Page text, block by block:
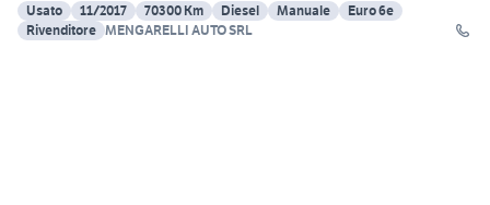
Usato
11/2017 70300 Km Diesel Manuale
Euro 6e
Rivenditore MENGARELLI AUTO SRL